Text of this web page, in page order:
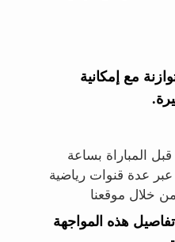
مع إمكانية
المباراة بساعة
عبر عدة قنوات رياضية
خلال موقعنا
هذه المواجهة